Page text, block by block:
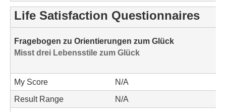
Life Satisfaction Questionnaires
Fragebogen zu Orientierungen zum Glück
Misst drei Lebensstile zum Glück
My Score
N/A
Result Range
N/A